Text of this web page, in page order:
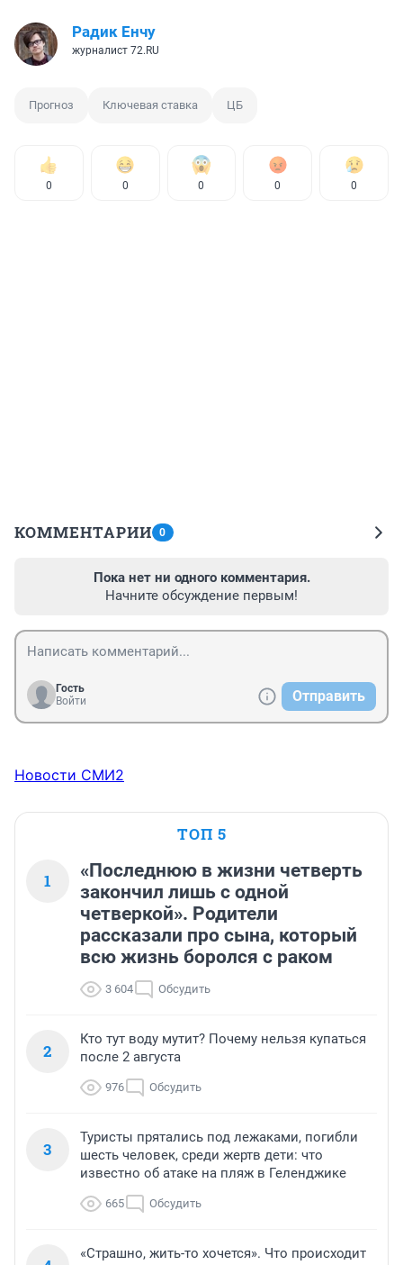
Радик Енчу
журналист 72.RU
Прогноз Ключевая ставка ЦБ
0 0 0 0 0
КОММЕНТАРИИ 0
Пока нет ни одного комментария.
Начните обсуждение первым!
Гость
Войти
Отправить
Новости СМИ2
ТОП 5
1
«Последнюю в жизни четверть
закончил лишь с одной
четверкой». Родители
рассказали про сына, который
всю жизнь боролся с раком
3 604 Обсудить
2
Кто тут воду мутит? Почему нельзя купаться
после 2 августа
976 Обсудить
3
Туристы прятались под лежаками, погибли
шесть человек, среди жертв дети: что
известно об атаке на пляж в Геленджике
665 Обсудить
«Страшно, жить-то хочется». Что происходит